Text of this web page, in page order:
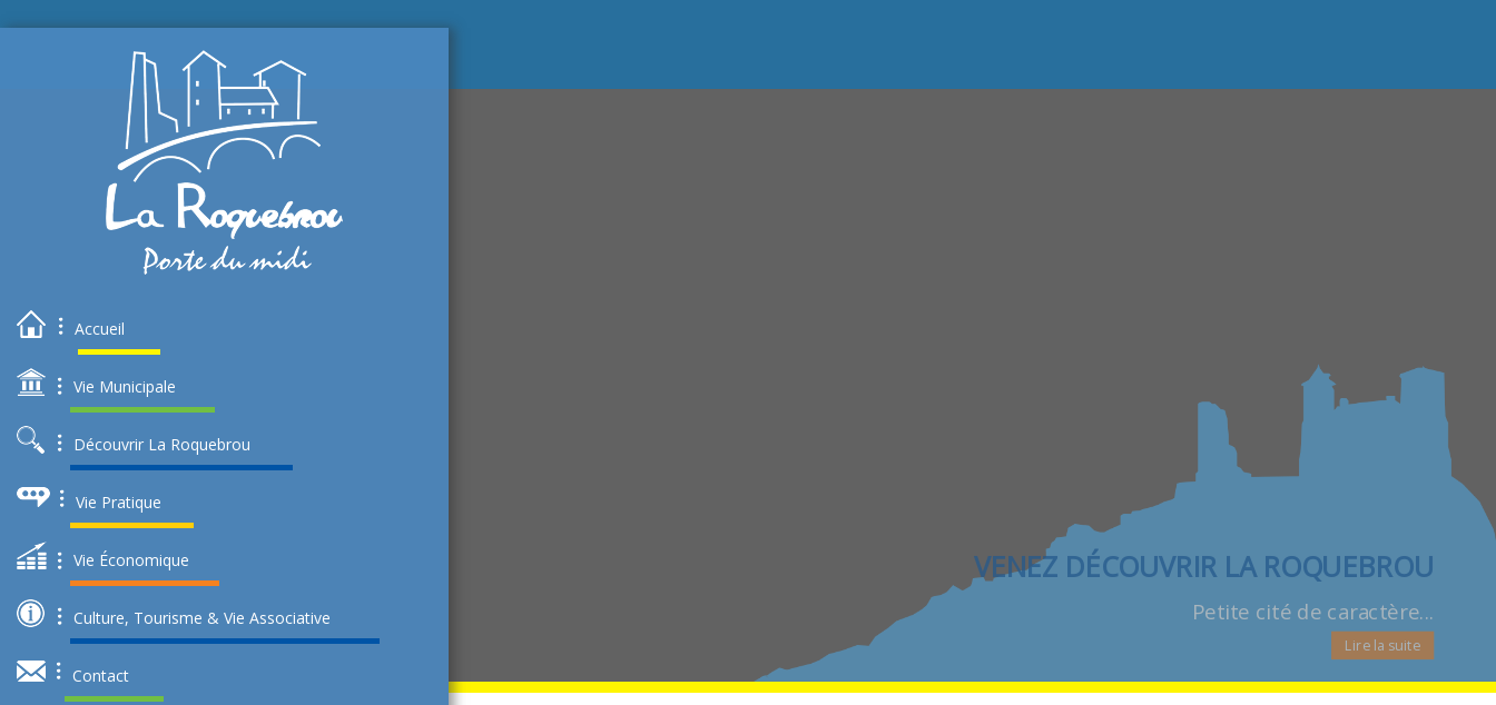
Accueil
Vie Municipale
Découvrir La Roquebrou
Vie Pratique
Vie Économique
Culture, Tourisme & Vie Associative
Contact
AOÛT : FÊTE PATRONALE
Plus d'évenements
: FESTIVAL DE BOOGIE WOOGIE
Plus d'évenements